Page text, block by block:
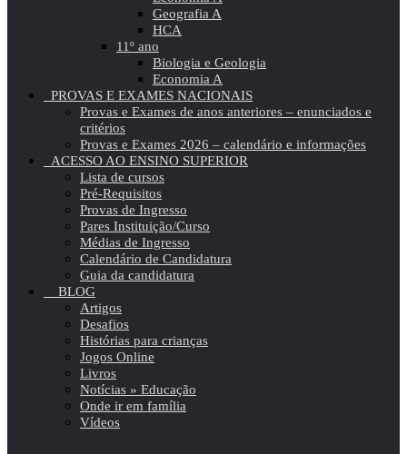
Geografia A
HCA
11º ano
Biologia e Geologia
Economia A
PROVAS E EXAMES NACIONAIS
Provas e Exames de anos anteriores – enunciados e
critérios
Provas e Exames 2026 – calendário e informações
ACESSO AO ENSINO SUPERIOR
Lista de cursos
Pré-Requisitos
Provas de Ingresso
Pares Instituição/Curso
Médias de Ingresso
Calendário de Candidatura
Guia da candidatura
BLOG
Artigos
Desafios
Histórias para crianças
Jogos Online
Livros
Notícias » Educação
Onde ir em família
Vídeos